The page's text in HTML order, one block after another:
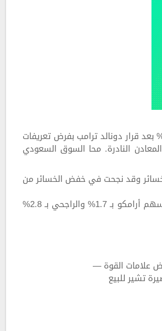
السوق السعودي تداولات اليوم الأحد بهبوط حاد وخسائر تجاوزت 2% بعد قرار دونالد ترامب بفرض تعريفات
المعادن النادرة. محا السوق السعودي
وقد نجحت في خفض الخسائر من
وشهد السوق تراجعات جماعية وقد هبطت الأسهم القيادية حيث تراجع سهم أرامكو بـ 1.7% والراجحي بـ 2.8%
علامات القوة —